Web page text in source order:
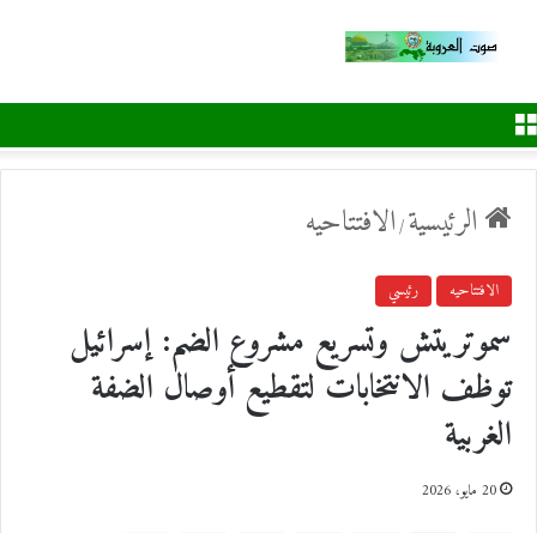
الرئيسية/الافتتاحيه
الافتتاحيه رئيسي
سموتريتش وتسريع مشروع الضم: إسرائيل
توظف الانتخابات لتقطيع أوصال الضفة
الغربية
20 مايو، 2026